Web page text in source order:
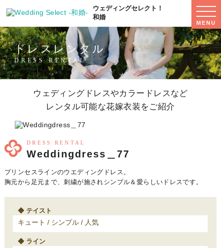
ウェディングセレクト！
和婚
MENU
ドレスレンタル
DRESS RENTAL
ウェディングドレスやカラードレスなど
レンタル可能な花嫁衣装をご紹介
DRESS RENTAL
Weddingdress＿77
プリンセスラインのウエディングドレス。
胸元から足元まで、刺繍が施されシンプル＆愛らしいドレスです。
テイスト
キュート シンプル 人気
ライン